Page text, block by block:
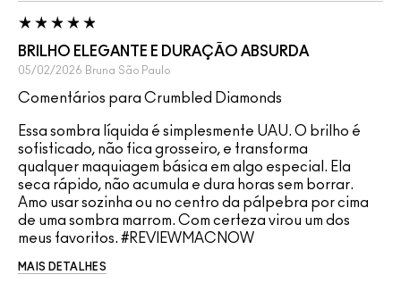
BRILHO ELEGANTE E DURAÇÃO ABSURDA
05/02/2026 Bruna São Paulo
Comentários para Crumbled Diamonds
Essa sombra líquida é simplesmente UAU. O brilho é
sofisticado, não fica grosseiro, e transforma
qualquer maquiagem básica em algo especial. Ela
seca rápido, não acumula e dura horas sem borrar.
Amo usar sozinha ou no centro da pálpebra por cima
de uma sombra marrom. Com certeza virou um dos
meus favoritos. #REVIEWMACNOW
MAIS DETALHES